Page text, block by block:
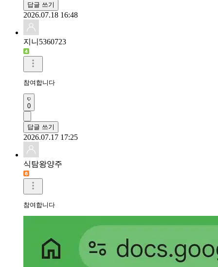
답글 쓰기
2026.07.18 16:48
지니5360723
참여합니다
0
답글 쓰기
2026.07.17 17:25
식탐왕양주
참여합니다